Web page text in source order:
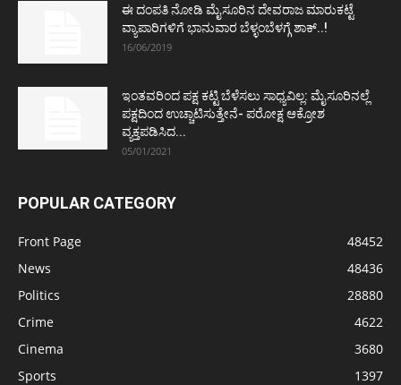
ಈ ದಂಪತಿ ನೋಡಿ ಮೈಸೂರಿನ ದೇವರಾಜ ಮಾರುಕಟ್ಟೆ
ವ್ಯಾಪಾರಿಗಳಿಗೆ ಭಾನುವಾರ ಬೆಳ್ಳಂಬೆಳಗ್ಗೆ ಶಾಕ್..!
16/06/2019
ಇಂತವರಿಂದ ಪಕ್ಷ ಕಟ್ಟಿ ಬೆಳೆಸಲು ಸಾಧ್ಯವಿಲ್ಲ: ಮೈಸೂರಿನಲ್ಲೆ
ಪಕ್ಷದಿಂದ ಉಚ್ಚಾಟಿಸುತ್ತೇನೆ- ಪರೋಕ್ಷ ಆಕ್ರೋಶ
ವ್ಯಕ್ತಪಡಿಸಿದ...
05/01/2021
POPULAR CATEGORY
Front Page
48452
News
48436
Politics
28880
Crime
4622
Cinema
3680
Sports
1397